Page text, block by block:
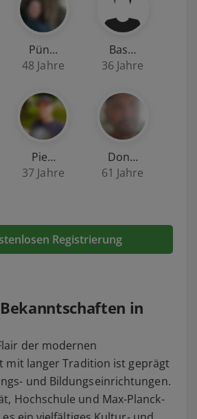
Pün…
48 Jahre
Bas…
36 Jahre
Pie…
37 Jahre
Don…
61 Jahre
Registrierung
in
der modernen
mit langer Tradition ist geprägt
und Bildungseinrichtungen.
Hochschule und Max-Planck-